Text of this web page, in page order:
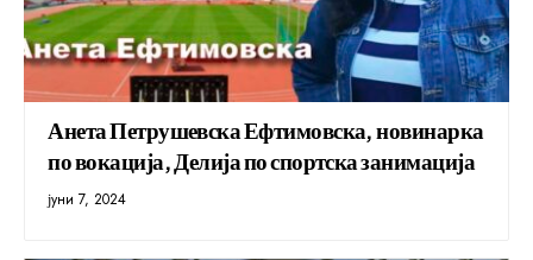
Анета Петрушевска Ефтимовска, новинарка
по вокација, Делија по спортска занимација
јуни 7, 2024